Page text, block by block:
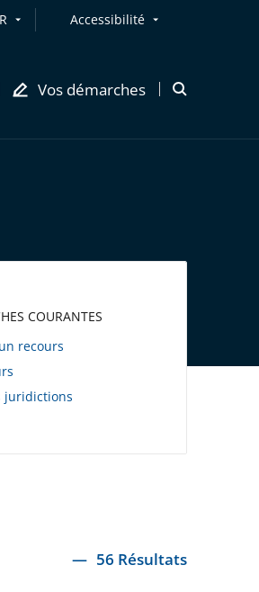
Accessibilité
Vos démarches
Ouvrir
COURANTES
recours
juridictions
56 Résultats